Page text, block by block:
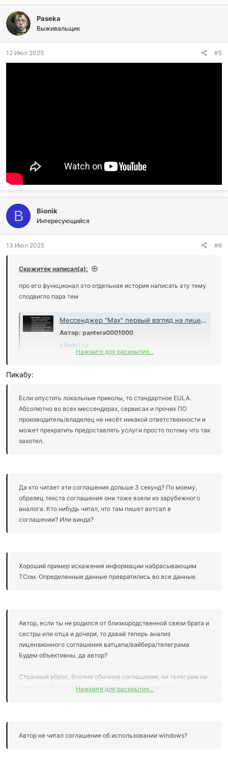
Paseka
Выживальщик
12 Июл 2025 #5
B Bionik
Интересующийся
13 Июл 2025 #6
Скржитек написал(а):
про его функционал это отдельная история написать эту тему
сподвигло пара тем
Мессенджер "Max" первый взгляд на лицензионное соглашение и политику конфиденциальности
Автор: pantera0001000
pikabu.ru
https://www.yaplakal.com/forum2/topic2956436.html
Посмотреть вложение 898
Нажмите для раскрытия...
Пикабу:
Если опустить локальные приколы, то стандартное EULA.
Абсолютно во всех мессендерах, сервисах и прочих ПО
производитель/владелец не несёт никакой ответственности и
может прекратить предоставлять услуги просто потому что так
захотел.
Да кто читает эти соглашения дольше 3 секунд? По моему,
образец текста соглашения они тоже взяли из зарубежного
аналога. Кто нибудь читал, что там пишет вотсап в
соглашении? Или винда?
Хороший пример искажения информации набрасывающим
ТСом. Определенные данные превратились во все данные.
Автор, если ты не родился от близкородственной связи брата и
сестры или отца и дочери, то давай теперь анализ
лицензионного соглашения ватцапа/вайбера/телеграма
Будем объективны, да автор?
Странный вброс. Вполне обычное соглашение, ни телеграм ни
ватсап не будут нести ответственности за действия
возможность собрать доказательную базу по мне так хорошо.
Нажмите для раскрытия...
Автор не читал соглашение об использовании windows?